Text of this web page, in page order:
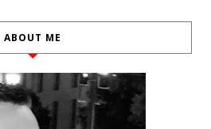
ABOUT ME